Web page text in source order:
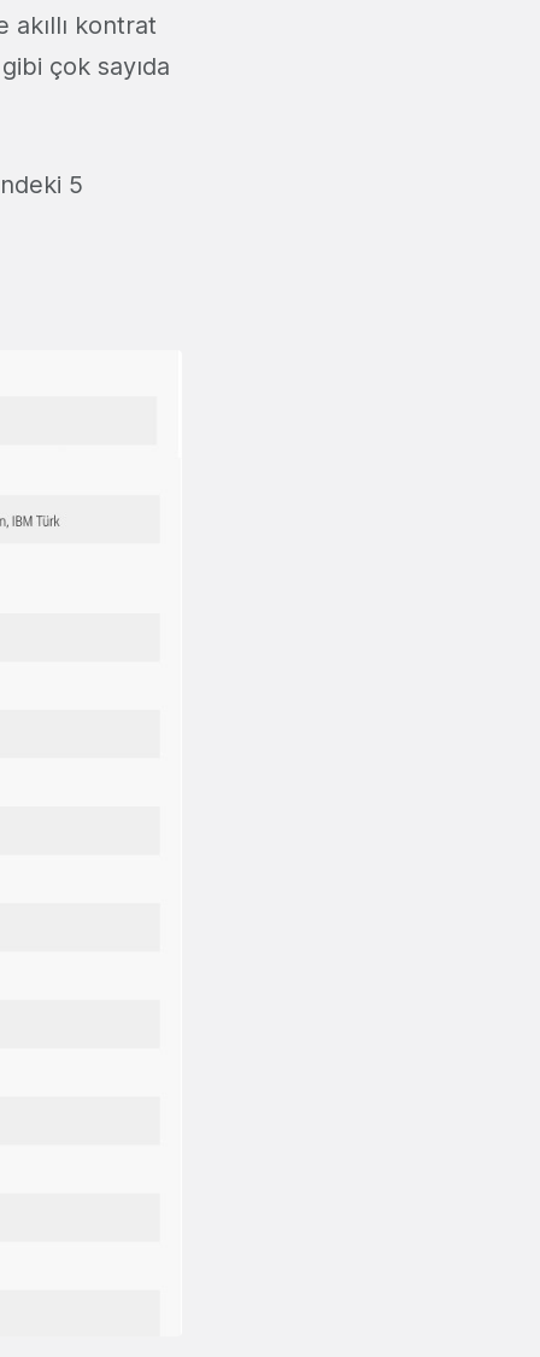
kontrat
çok sayıda
5